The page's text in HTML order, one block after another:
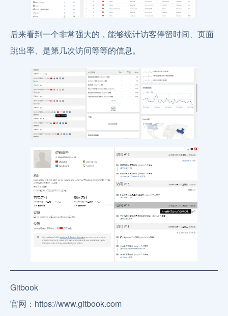
后来看到一个非常强大的，能够统计访客停留时间、页面
跳出率、是第几次访问等等的信息。
Gitbook
官网：https://www.gitbook.com